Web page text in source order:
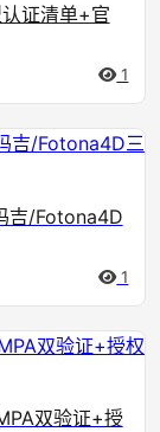
证清单+官
1
吉/Fotona4D
1
双验证+授